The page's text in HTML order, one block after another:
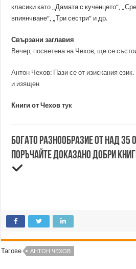
класики като „Дамата с кученцето“,
впиянчване“, „Три сестри“ и др.
Свързани заглавия
Вечер, посветена на Чехов, ще се
Антон Чехов: Пази се от изискания
и изящен
Книги от Чеховтук
Богато разнообразие от над 35
Поръчайте доказано добри
Тагове АНТОН ЧЕХОВ